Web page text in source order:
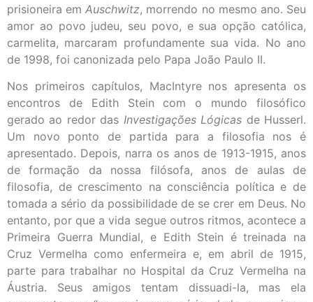
prisioneira emAuschwitz, morrendo no mesmo ano. Seu
amor ao povo judeu, seu povo, e sua opção católica,
carmelita, marcaram profundamente sua vida. No ano
de 1998, foi canonizada pelo Papa João Paulo II.
Nos primeiros capítulos, MacIntyre nos apresenta os
encontros de Edith Stein com o mundo filosófico
gerado ao redor das Investigações Lógicas de Husserl.
Um novo ponto de partida para a filosofia nos é
apresentado. Depois, narra os anos de 1913-1915, anos
de formação da nossa filósofa, anos de aulas de
filosofia, de crescimento na consciência política e de
tomada a sério da possibilidade de se crer em Deus. No
entanto, por que a vida segue outros ritmos, acontece a
Primeira Guerra Mundial, e Edith Stein é treinada na
Cruz Vermelha como enfermeira e, em abril de 1915,
parte para trabalhar no Hospital da Cruz Vermelha na
Áustria. Seus amigos tentam dissuadi-la, mas ela